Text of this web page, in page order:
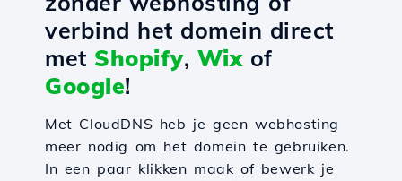
verbind het domein direct
met Shopify, Wixof
Google!
Met CloudDNS heb je geen webhosting
meer nodig om het domein te gebruiken.
In een paar klikken maak of bewerk je